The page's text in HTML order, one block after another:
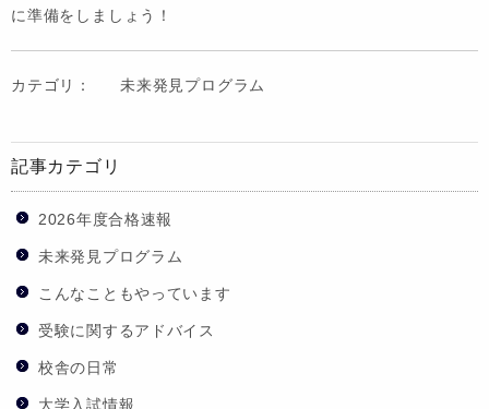
に準備をしましょう！
カテゴリ： 未来発見プログラム
記事カテゴリ
2026年度合格速報
未来発見プログラム
こんなこともやっています
受験に関するアドバイス
校舎の日常
大学入試情報